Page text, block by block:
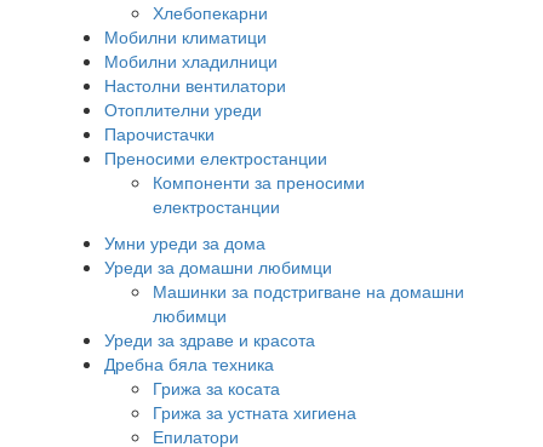
Хлебопекарни
Мобилни климатици
Мобилни хладилници
Настолни вентилатори
Отоплителни уреди
Парочистачки
Преносими електростанции
Компоненти за преносими
електростанции
Умни уреди за дома
Уреди за домашни любимци
Машинки за подстригване на домашни
любимци
Уреди за здраве и красота
Дребна бяла техника
Грижа за косата
Грижа за устната хигиена
Епилатори